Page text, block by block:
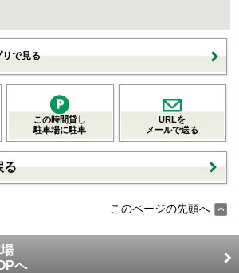
で見る
この時間貸し
駐車場に駐車
URLを
メールで送る
る
このページの先頭へ
へ